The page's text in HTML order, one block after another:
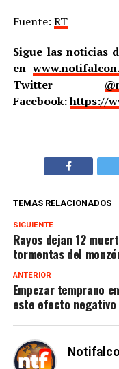
Fuente: RT
Sigue las noticias
en
Twitter
Facebook:https://
TEMAS RELACIONADOS
SIGUIENTE
Rayos dejan 12
tormentas del
ANTERIOR
Empezar temprano
este efecto negativo